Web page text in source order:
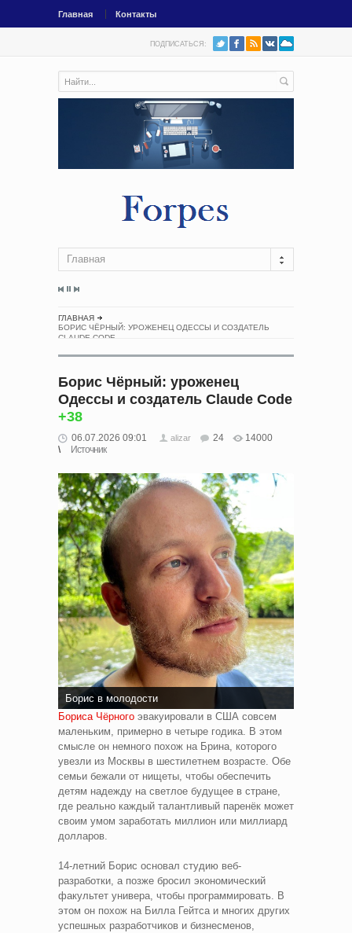
Главная Контакты
ПОДПИСАТЬСЯ:
Главная
ГЛАВНАЯ
БОРИС ЧЁРНЫЙ: УРОЖЕНЕЦ ОДЕССЫ И СОЗДАТЕЛЬ
CLAUDE CODE
Борис Чёрный: уроженец
Одессы и создатель Claude Code
+38
06.07.2026 09:01 alizar 24
14000
Источник
Борис в молодости
Бориса Чёрного эвакуировали в США совсем
маленьким, примерно в четыре годика. В этом
смысле он немного похож на Брина, которого
увезли из Москвы в шестилетнем возрасте. Обе
семьи бежали от нищеты, чтобы обеспечить
детям надежду на светлое будущее в стране,
где реально каждый талантливый паренёк может
своим умом заработать миллион или миллиард
долларов.
14-летний Борис основал студию веб-
разработки, а позже бросил экономический
факультет универа, чтобы программировать. В
этом он похож на Билла Гейтса и многих других
успешных разработчиков и бизнесменов,